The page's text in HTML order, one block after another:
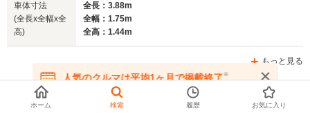
車体寸法
(全長x全幅x全
高)
全長：3.88m
全幅：1.75m
全高：1.44m
もっと見る
人気のクルマは平均1ヶ月で掲載終了※
在庫が無くなる前にお問い合わせください
ホーム 検索 履歴 お気に入り